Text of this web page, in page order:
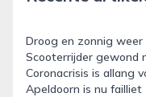
Droog en zonnig
Scooterrijder gewond
Coronacrisis is allang
Apeldoorn is nu failliet